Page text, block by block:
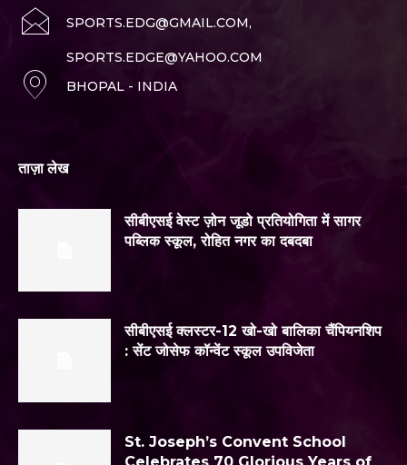
SPORTS.EDG@GMAIL.COM,
SPORTS.EDGE@YAHOO.COM
BHOPAL - INDIA
ताज़ा लेख
सीबीएसई वेस्ट ज़ोन जूडो प्रतियोगिता में सागर
पब्लिक स्कूल, रोहित नगर का दबदबा
सीबीएसई क्लस्टर-12 खो-खो बालिका चैंपियनशिप
: सेंट जोसेफ कॉन्वेंट स्कूल उपविजेता
St. Joseph’s Convent School